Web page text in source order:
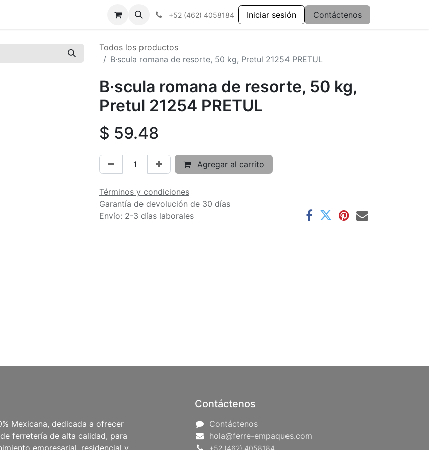
+52 (462) 4058184 Iniciar sesión Contáctenos
Todos los productos
B·scula romana de resorte, 50 kg, Pretul 21254 PRETUL
B·scula romana de resorte, 50 kg,
Pretul 21254 PRETUL
$ 59.48
Agregar al carrito
Términos y condiciones
Garantía de devolución de 30 días
Envío: 2-3 días laborales
Mexicana, dedicada a ofrecer
ferretería de alta calidad, para
empresarial, residencial y
Contáctenos
Contáctenos
hola@ferre-empaques.com
+52 (462) 4058184